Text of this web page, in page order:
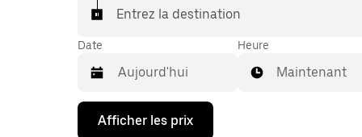
Entrez la destination
Date
Appuyez
Heure
Maintenant
Afficher les prix